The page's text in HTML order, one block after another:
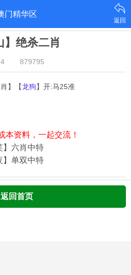
门精华区
返回
】绝杀二肖
879795
】【龙狗】开:马25准
本资料，一起交流！
】六肖中特
】单双中特
返回首页